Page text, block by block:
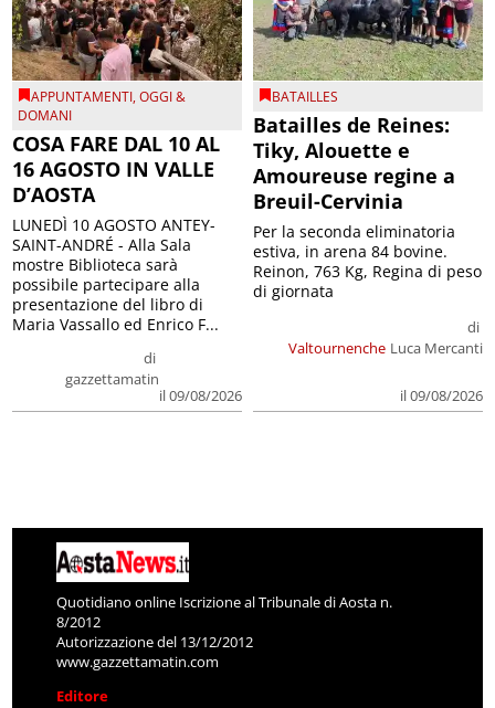
APPUNTAMENTI,OGGI &
DOMANI
COSA FARE DAL 10 AL
16 AGOSTO IN VALLE
D’AOSTA
di
gazzettamatin
il 09/08/2026
LUNEDÌ 10 AGOSTO ANTEY-
SAINT-ANDRÉ - Alla Sala
mostre Biblioteca sarà
possibile partecipare alla
presentazione del libro di
Maria Vassallo ed Enrico F...
BATAILLES
Batailles de Reines:
Tiky, Alouette e
Amoureuse regine a
Breuil-Cervinia
Valtournenche
di
Luca Mercanti
il 09/08/2026
Per la seconda eliminatoria
estiva, in arena 84 bovine.
Reinon, 763 Kg, Regina di peso
di giornata
Quotidiano online Iscrizione al Tribunale di Aosta n.
8/2012
Autorizzazione del 13/12/2012
www.gazzettamatin.com
Editore